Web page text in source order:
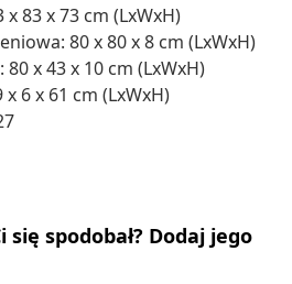
83 x 73 cm (LxWxH)
80 x 80 x 8 cm (LxWxH)
x 43 x 10 cm (LxWxH)
6 x 61 cm (LxWxH)
się spodobał? Dodaj jego